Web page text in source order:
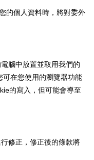
的個人資料時，將對委外
腦中放置並取用我們的
在您使用的瀏覽器功能
的寫入，但可能會導至
修正，修正後的條款將